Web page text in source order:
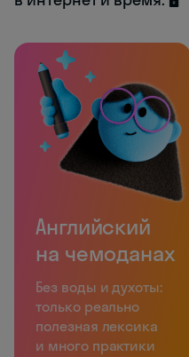
Английский
на чемоданах
Без воды и духоты:
только реально
полезная лексика
и много практики